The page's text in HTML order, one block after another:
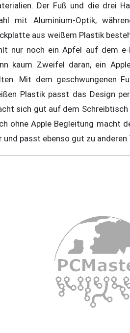
Der Fuß und die drei
mit Aluminium-Optik,
aus weißem Plastik
nur noch ein Apfel auf dem
kaum Zweifel daran, ein
Mit dem geschwungenen
Plastik passt das Design
sich gut auf dem Schreibtisch
ohne Apple Begleitung macht
und passt ebenso gut zu anderen